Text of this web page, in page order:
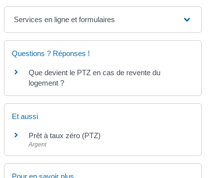
Services en ligne et formulaires
Questions ? Réponses !
Que devient le PTZ en cas de revente du
logement ?
Et aussi
Prêt à taux zéro (PTZ)
Argent
Pour en savoir plus